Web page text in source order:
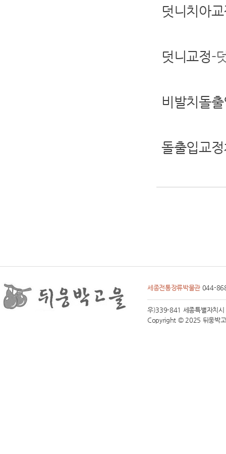
덧니치아
덧니교정-
비발치돌
돌출입교
세종전통장류박물관 044-
우)339-841 세종특별자치
Copyright © 2025 뒤웅박